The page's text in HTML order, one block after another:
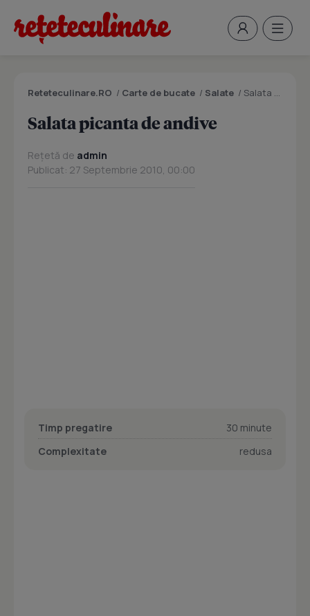
Reteteculinare.RO / Carte de bucate / Salate / Salata picanta de andive
Salata picanta de andive
Rețetă de admin
Publicat: 27 Septembrie 2010, 00:00
Timp pregatire
30 minute
Complexitate
redusa